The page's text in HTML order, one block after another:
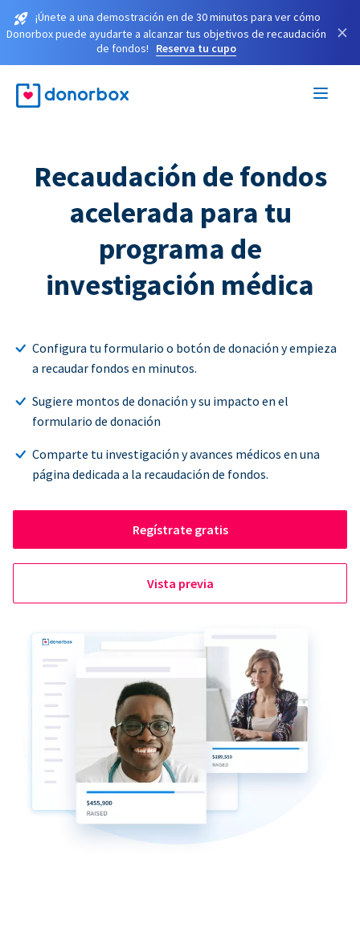
¡Únete a una demostración en de 30 minutos para ver cómo
Donorbox puede ayudarte a alcanzar tus objetivos de recaudación
de fondos!
Reserva tu cupo
×
Recaudación de fondos
acelerada para tu
programa de
investigación médica
Configura tu formulario o botón de donación y empieza
a recaudar fondos en minutos.
Sugiere montos de donación y su impacto en el
formulario de donación
Comparte tu investigación y avances médicos en una
página dedicada a la recaudación de fondos.
Regístrate gratis
Vista previa